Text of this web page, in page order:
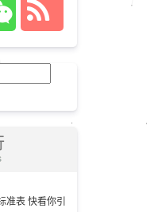
准表 快看你引